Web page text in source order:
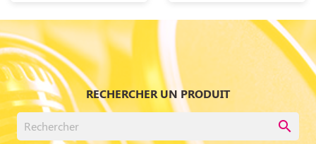
RECHERCHER UN PRODUIT
search